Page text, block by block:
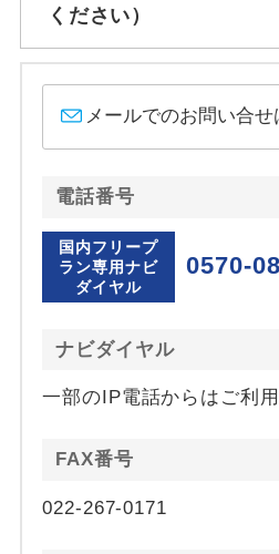
ください）
メールでのお問い合せ
電話番号
国内フリープ
ラン専用ナビ
ダイヤル
0570-
ナビダイヤル
一部のIP電話からはご利
FAX番号
022-267-0171